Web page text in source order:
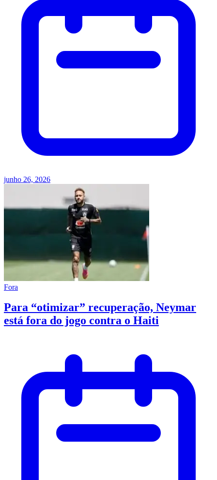
junho 26, 2026
Fora
Para “otimizar” recuperação, Neymar
está fora do jogo contra o Haiti